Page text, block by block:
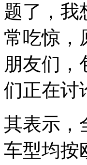
题了，我
常吃惊，
朋友们，
们正在讨
其表示，
车型均按